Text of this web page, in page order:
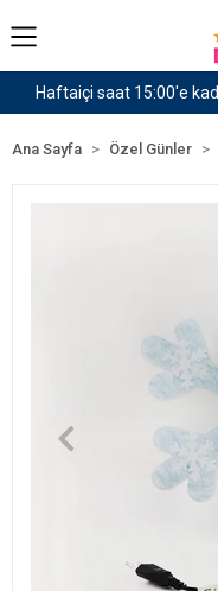
AYNI GÜN KARGO!
Ana Sayfa Özel Günler